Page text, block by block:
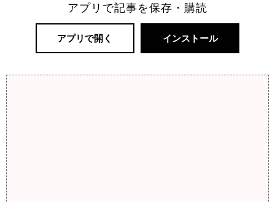
アプリで記事を保存・購読
アプリで開く インストール